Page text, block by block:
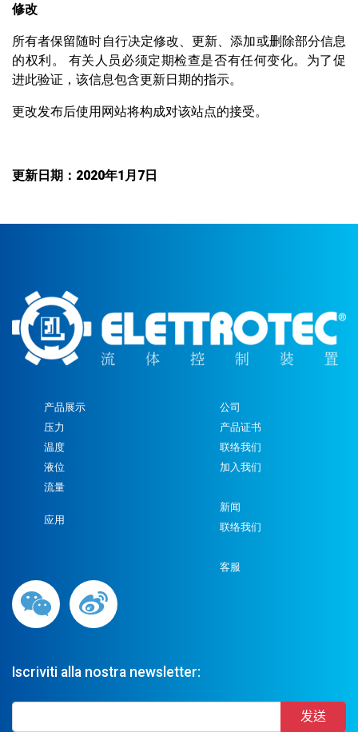
修改
所有者保留随时自行决定修改、更新、添加或删除部分信息
的权利。 有关人员必须定期检查是否有任何变化。为了促
进此验证，该信息包含更新日期的指示。
更改发布后使用网站将构成对该站点的接受。
更新日期： 2020年1 月 7日
产品展示
压力
温度
液位
流量
应用
公司
产品证书
联络我们
加入我们
新闻
联络我们
客服
Iscriviti alla nostra newsletter: